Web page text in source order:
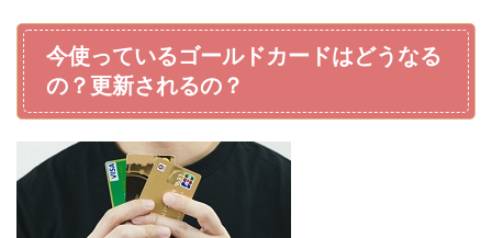
今使っているゴールドカードはどうなる
の？更新されるの？